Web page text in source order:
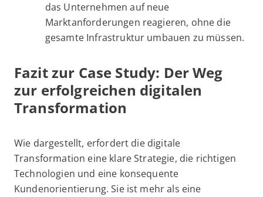
das Unternehmen auf neue
Marktanforderungen reagieren, ohne die
gesamte Infrastruktur umbauen zu müssen.
Fazit zur Case Study: Der Weg
zur erfolgreichen digitalen
Transformation
Wie dargestellt, erfordert die digitale
Transformation eine klare Strategie, die richtigen
Technologien und eine konsequente
Kundenorientierung. Sie ist mehr als eine